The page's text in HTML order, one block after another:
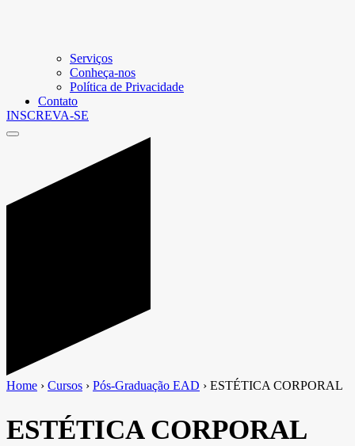
Serviços
Conheça-nos
Política de Privacidade
Contato
INSCREVA-SE
Home › Cursos › Pós-Graduação EAD › ESTÉTICA CORPORAL
ESTÉTICA CORPORAL